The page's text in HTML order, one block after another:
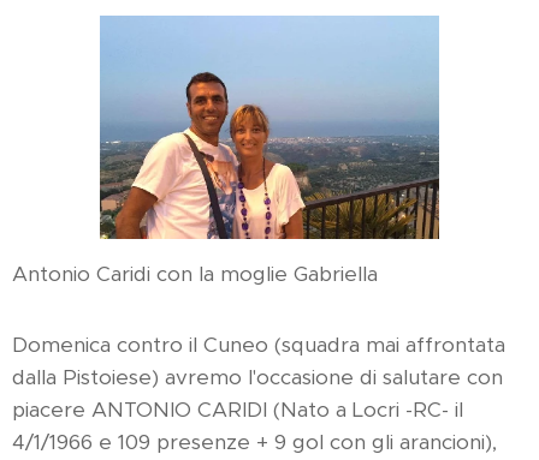
Antonio Caridi con la moglie Gabriella
Domenica contro il Cuneo (squadra mai affrontata
dalla Pistoiese) avremo l'occasione di salutare con
piacere ANTONIO CARIDI (Nato a Locri -RC- il
4/1/1966 e 109 presenze + 9 gol con gli arancioni),